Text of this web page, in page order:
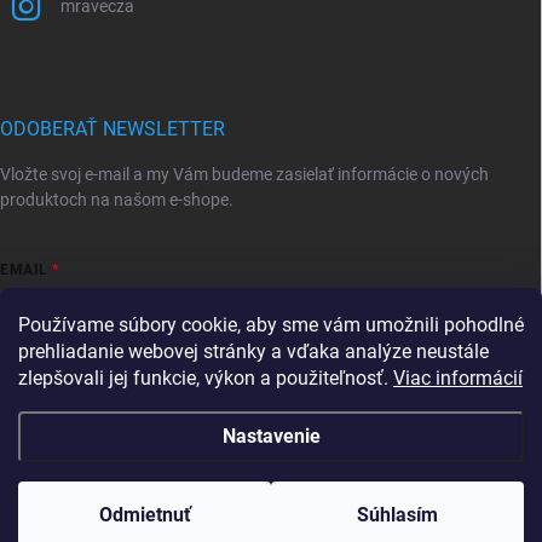
Používame súbory cookie, aby sme vám umožnili pohodlné
prehliadanie webovej stránky a vďaka analýze neustále
zlepšovali jej funkcie, výkon a použiteľnosť. Viac informácií
Nastavenie
Odmietnuť Súhlasím
Tovar, ktorý je skladom, expedujeme do 24hodín od
mravecza
ODOBERAŤ NEWSLETTER
Vložte svoj e-mail a my Vám budeme zasielať informácie o nových
produktoch na našom e-shope.
EMAIL
Vložením e-mailu súhlasíte spodmienkami ochrany osobných údajov
Copyright 2026Mravec.sk. Všetky práva vyhradené.Upraviť nastavenie